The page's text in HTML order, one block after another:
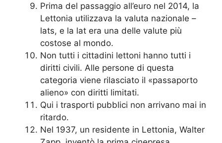
Prima del passaggio all’euro nel 2014, la
Lettonia utilizzava la valuta nazionale –
lats, e la lat era una delle valute più
costose al mondo.
Non tutti i cittadini lettoni hanno tutti i
diritti civili. Alle persone di questa
categoria viene rilasciato il «passaporto
alieno» con diritti limitati.
Qui i trasporti pubblici non arrivano mai in
ritardo.
Nel 1937, un residente in Lettonia, Walter